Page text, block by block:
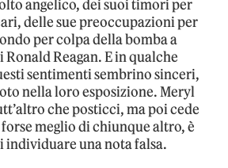
angelico, dei suoi timori per
delle sue preoccupazioni per
per colpa della bomba a
Reagan. E in qualche
sentimenti sembrino sinceri,
nella loro esposizione. Meryl
che posticci, ma poi cede
forse meglio di chiunque altro, è
individuare una nota falsa.